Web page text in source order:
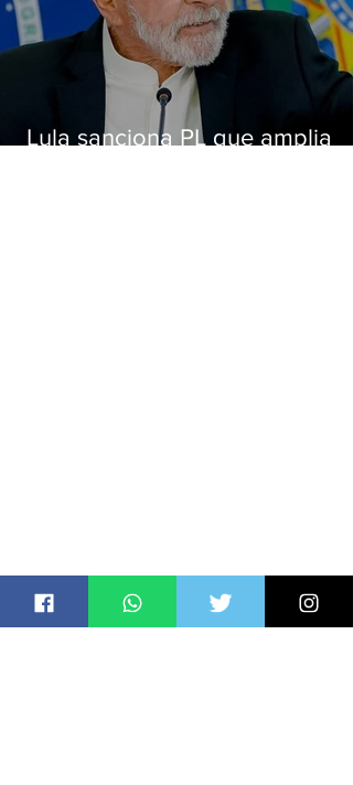
Lula sanciona PL que amplia